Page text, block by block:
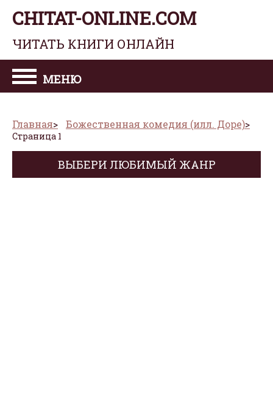
CHITAT-ONLINE.COM
ЧИТАТЬ КНИГИ ОНЛАЙН
МЕНЮ
Главная Божественная комедия (илл. Доре)
Страница 1
ВЫБЕРИ ЛЮБИМЫЙ ЖАНР